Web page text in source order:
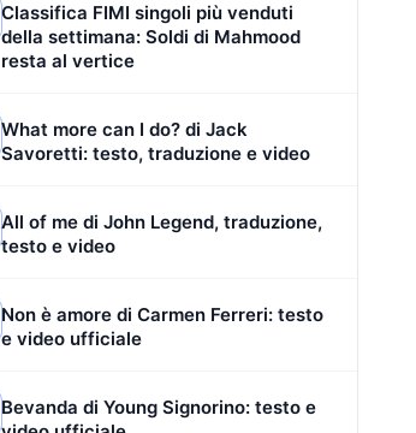
Classifica FIMI singoli più venduti
della settimana: Soldi di Mahmood
resta al vertice
What more can I do? di Jack
Savoretti: testo, traduzione e video
All of me di John Legend, traduzione,
testo e video
Non è amore di Carmen Ferreri: testo
e video ufficiale
Bevanda di Young Signorino: testo e